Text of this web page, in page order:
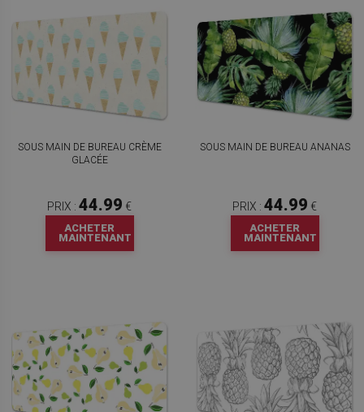
SOUS MAIN DE BUREAU CRÈME
GLACÉE
PRIX : 44.99 €
ACHETER
MAINTENANT
SOUS MAIN DE BUREAU ANANAS
PRIX : 44.99 €
ACHETER
MAINTENANT